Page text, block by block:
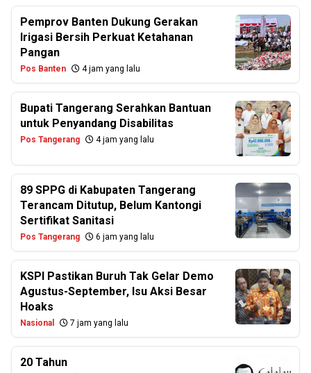
Pemprov Banten Dukung Gerakan
Irigasi Bersih Perkuat Ketahanan
Pangan
Pos Banten 4 jam yang lalu
Bupati Tangerang Serahkan Bantuan
untuk Penyandang Disabilitas
Pos Tangerang 4 jam yang lalu
89 SPPG di Kabupaten Tangerang
Terancam Ditutup, Belum Kantongi
Sertifikat Sanitasi
Pos Tangerang 6 jam yang lalu
KSPI Pastikan Buruh Tak Gelar Demo
Agustus-September, Isu Aksi Besar
Hoaks
Nasional 7 jam yang lalu
20 Tahun